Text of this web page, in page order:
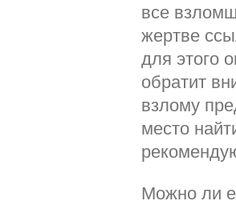
все
жертве
для этого
обратит
взлому
место
Можно ли